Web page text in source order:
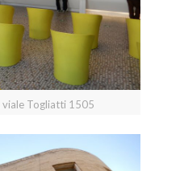
viale Togliatti 1505